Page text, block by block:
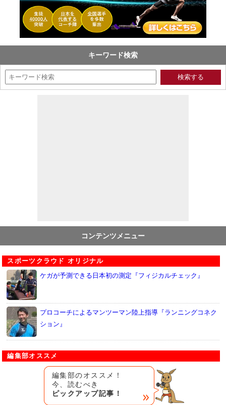
キーワード検索
コンテンツメニュー
スポーツクラウド オリジナル
ケガが予測できる日本初の測定『フィジカルチェック』
プロコーチによるマンツーマン陸上指導『ランニングコネク
ション』
編集部オススメ
編集部のオススメ！
今、読むべき
ピックアップ記事！